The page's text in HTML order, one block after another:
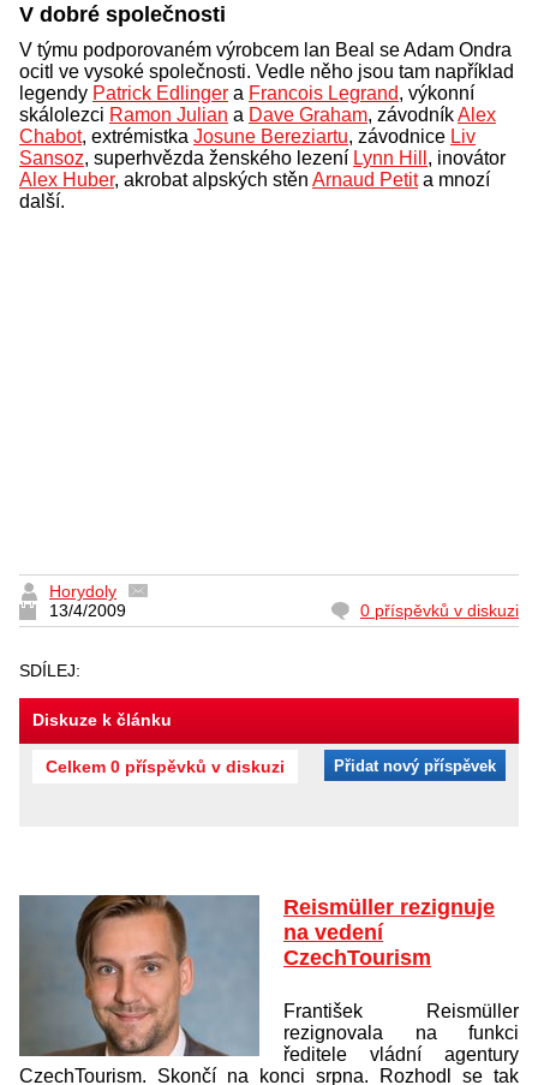
V dobré společnosti
V týmu podporovaném výrobcem lan Beal se Adam Ondra
ocitl ve vysoké společnosti. Vedle něho jsou tam například
legendy Patrick Edlinger a Francois Legrand, výkonní
skálolezci Ramon Julian a Dave Graham, závodníkAlex
Chabot, extrémistka Josune Bereziartu, závodnice Liv
Sansoz, superhvězda ženského lezení Lynn Hill , inovátor
Alex Huber, akrobat alpských stěn Arnaud Petita mnozí
další.
Horydoly
13/4/2009
0 příspěvků v diskuzi
SDÍLEJ:
Diskuze k článku
Celkem 0 příspěvků v diskuzi Přidat nový příspěvek
Reismüller rezignuje
na vedení
CzechTourism
František Reismüller
rezignovala na funkci
ředitele vládní agentury
CzechTourism. Skončí na konci srpna. Rozhodl se tak